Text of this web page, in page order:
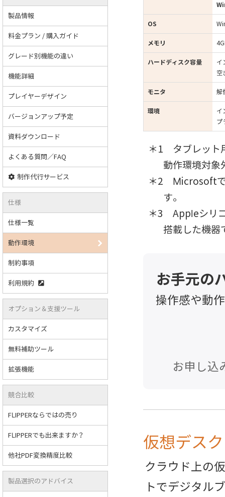
OS
メモリ
ハードディスク容量
イ
モニタ 解
環境
イ
プ
タブレット
動作環境対象
Microsoft
す。
Appleシリ
搭載した機器
お手元の
操作感や動
お申し込
仮想デス
クラウド上の
トでデジタル
製品情報
料金プラン / 購入ガイド
グレード別機能の違い
機能詳細
プレイヤーデザイン
バージョンアップ予定
資料ダウンロード
よくある質問／FAQ
制作代行サービス
仕様
仕様一覧
動作環境
制約事項
利用規約
オプション＆支援ツール
カスタマイズ
無料補助ツール
拡張機能
競合比較
FLIPPERならではの売り
FLIPPERでも出来ますか？
他社PDF変換精度比較
製品選択のアドバイス